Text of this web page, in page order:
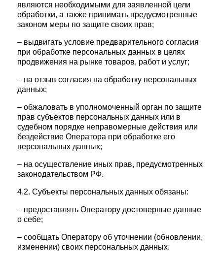
являются необходимыми для заявленной цели
обработки, а также принимать предусмотренные
законом меры по защите своих прав;
– выдвигать условие предварительного согласия
при обработке персональных данных в целях
продвижения на рынке товаров, работ и услуг;
– на отзыв согласия на обработку персональных
данных;
– обжаловать в уполномоченный орган по защите
прав субъектов персональных данных или в
судебном порядке неправомерные действия или
бездействие Оператора при обработке его
персональных данных;
– на осуществление иных прав, предусмотренных
законодательством РФ.
4.2. Субъекты персональных данных обязаны:
– предоставлять Оператору достоверные данные
о себе;
– сообщать Оператору об уточнении (обновлении,
изменении) своих персональных данных.